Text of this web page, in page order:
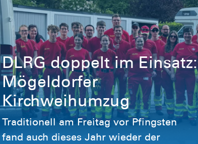
DLRG doppelt im Einsatz:
Mögeldorfer
Kirchweihumzug
Traditionell am Freitag vor Pfingsten
fand auch dieses Jahr wieder der